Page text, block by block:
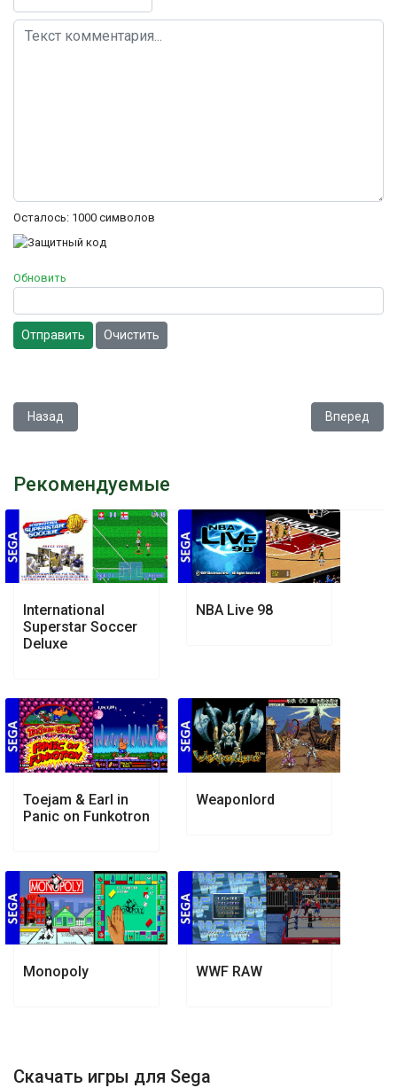
Осталось: 1000 символов
Обновить
Отправить Очистить
Предыдущий: Home Alone
Назад Вперед
Рекомендуемые
International
Superstar Soccer
Deluxe
NBA Live 98
Toejam & Earl in
Panic on Funkotron
Weaponlord
Monopoly WWF RAW
Скачать игры для Sega